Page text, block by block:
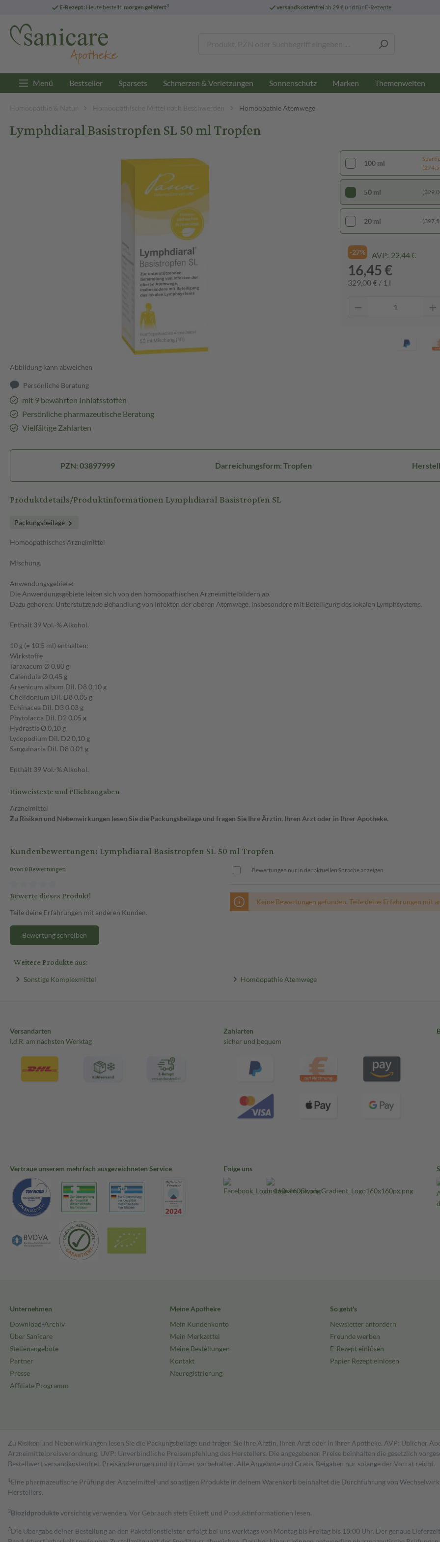
E-Rezept: Heute bestellt, morgen geliefert3 versandkostenfreiab 29 € und für E-Rezepte
Menü Bestseller Sparsets Schmerzen & Verletzungen Sonnenschutz Marken Themenwelten
Homöopathie & Natur Homöopathische Mittel nach Beschwerden Homöopathie Atemwege
Lymphdiaral Basistropfen SL 50 ml Tropfen
Abbildung kann abweichen
Persönliche Beratung
mit 9 bewährten Inhlatsstoffen
Persönliche pharmazeutische Beratung
Vielfältige Zahlarten
100 ml
50 ml
20 ml
-27% AVP: 22,44 €
16,45 €
329,00 € / 1 l
PZN: 03897999 Darreichungsform: Tropfen
Produktdetails/Produktinformationen Lymphdiaral Basistropfen SL
Packungsbeilage
Homöopathisches Arzneimittel
Mischung.
Anwendungsgebiete:
Die Anwendungsgebiete leiten sich von den homöopathischen Arzneimittelbildern ab.
Dazu gehören: Unterstützende Behandlung von Infekten der oberen Atemwege, insbesondere mit Beteiligung des lokalen Lymphsystems.
Enthält 39 Vol.-% Alkohol.
10 g (= 10,5 ml) enthalten:
Wirkstoffe
Taraxacum Ø 0,80 g
Calendula Ø 0,45 g
Arsenicum album Dil. D8 0,10 g
Chelidonium Dil. D8 0,05 g
Echinacea Dil. D3 0,03 g
Phytolacca Dil. D2 0,05 g
Hydrastis Ø 0,10 g
Lycopodium Dil. D2 0,10 g
Sanguinaria Dil. D8 0,01 g
Enthält 39 Vol.-% Alkohol.
Hinweistexte und Pflichtangaben
Arzneimittel
Zu Risiken und Nebenwirkungen lesen Sie die Packungsbeilage und fragen Sie Ihre Ärztin, Ihren Arzt oder in Ihrer Apotheke.
Kundenbewertungen: Lymphdiaral Basistropfen SL 50 ml Tropfen
0 von 0 Bewertungen
Bewerte dieses Produkt!
Teile deine Erfahrungen mit anderen Kunden.
Bewertung schreiben
Bewertungen nur in der aktuellen Sprache anzeigen.
Keine Bewertungen gefunden. Teile deine Erfahrungen mit
Weitere Produkte aus:
Sonstige Komplexmittel Homöopathie Atemwege
Versandarten
i.d.R. am nächsten Werktag
Zahlarten
sicher und bequem
Vertraue unserem mehrfach ausgezeichneten Service Folge uns
Unternehmen
Download-Archiv
Über Sanicare
Stellenangebote
Partner
Presse
Affiliate Programm
Meine Apotheke
Mein Kundenkonto
Mein Merkzettel
Meine Bestellungen
Kontakt
Neuregistrierung
So geht's
Newsletter anfordern
Freunde werben
E-Rezept einlösen
Papier Rezept einlösen
Zu Risiken und Nebenwirkungen lesen Sie die Packungsbeilage und fragen Sie Ihre Ärztin, Ihren Arzt oder in Ihrer Apotheke. AVP: Üblicher
Arzneimittelpreisverordnung. UVP: Unverbindliche Preisempfehlung des Herstellers. Die angegebenen Preise beinhalten die gesetzlich
Bestell­wert versand­kosten­frei. Preisänderungen und Irrtümer vorbehalten. Alle Angebote und Gratis-Beigaben nur solange der Vorrat reicht.
1 Eine pharmazeutische Prüfung der Arzneimittel und sonstigen Produkte in deinem Warenkorb beinhaltet die Durchführung von
Herstellers.
2Biozidproduktevorsichtig verwenden. Vor Gebrauch stets Etikett und Produktinformationen lesen.
3Die Übergabe deiner Bestellung an den Paketdienstleister erfolgt bei uns werktags von Montag bis Freitag bis 18:00 Uhr. Der genaue